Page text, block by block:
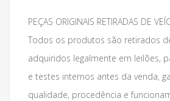
PEÇAS ORIGINAIS RETIRADAS DE
Todos os produtos são retirados
adquiridos legalmente em leilões,
e testes internos antes da venda,
qualidade, procedência e